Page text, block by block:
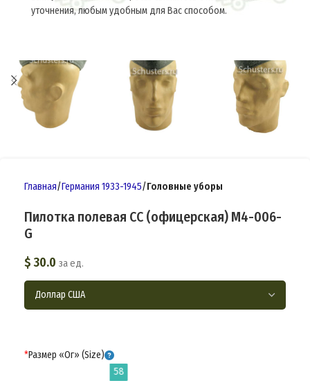
уточнения, любым удобным для Вас способом.
Главная Германия 1933-1945 Головные уборы
Пилотка полевая СС (офицерская) M4-006-
G
$30.0 за ед.
*Размер «Ог» (Size)
58